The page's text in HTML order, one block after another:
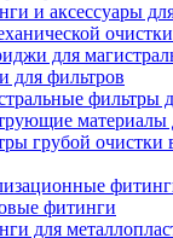
и аксессуары
для
для фильтров
фильтры
материалы
грубой очистки
фитинги
для